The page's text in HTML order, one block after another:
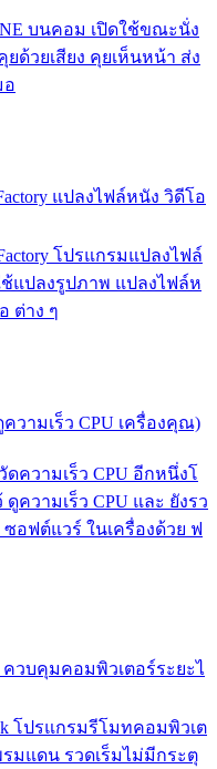
บนคอม เปิดใช้ขณะนั่ง
ด้วยเสียง คุยเห็นหน้า ส่ง
อ
แปลงไฟล์หนัง วิดีโอ
โปรแกรมแปลงไฟล์
แปลงรูปภาพ แปลงไฟล์ห
ต่าง ๆ
วามเร็ว CPU เครื่องคุณ)
ความเร็ว CPU อีกหนึ่งโ
วามเร็ว CPU และ ยังรว
อฟต์แวร์ ในเครื่องด้วย ฟ
ควบคุมคอมพิวเตอร์ระยะไ
โปรแกรมรีโมทคอมพิวเต
มแดน รวดเร็มไม่มีกระตุ